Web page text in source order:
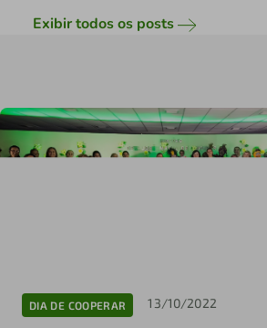
Exibir todos os posts
DIA DE COOPERAR 13/10/2022